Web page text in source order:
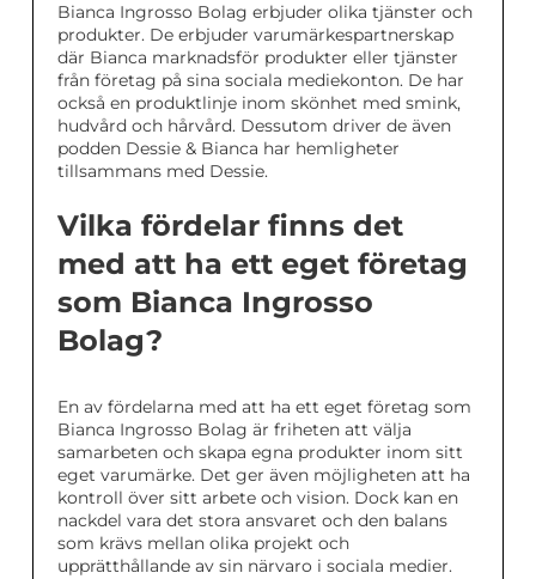
Bianca Ingrosso Bolag erbjuder olika tjänster och
produkter. De erbjuder varumärkespartnerskap
där Bianca marknadsför produkter eller tjänster
från företag på sina sociala mediekonton. De har
också en produktlinje inom skönhet med smink,
hudvård och hårvård. Dessutom driver de även
podden Dessie & Bianca har hemligheter
tillsammans med Dessie.
Vilka fördelar finns det
med att ha ett eget företag
som Bianca Ingrosso
Bolag?
En av fördelarna med att ha ett eget företag som
Bianca Ingrosso Bolag är friheten att välja
samarbeten och skapa egna produkter inom sitt
eget varumärke. Det ger även möjligheten att ha
kontroll över sitt arbete och vision. Dock kan en
nackdel vara det stora ansvaret och den balans
som krävs mellan olika projekt och
upprätthållande av sin närvaro i sociala medier.